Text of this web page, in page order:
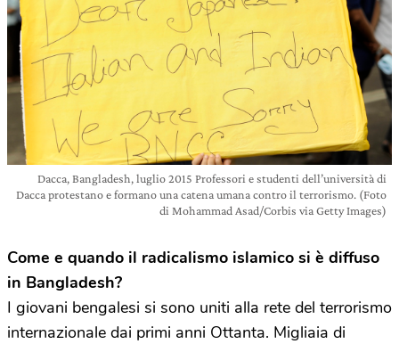
Dacca, Bangladesh, luglio 2015 Professori e studenti dell’università di
Dacca protestano e formano una catena umana contro il terrorismo. (Foto
di Mohammad Asad/Corbis via Getty Images)
Come e quando il radicalismo islamico si è diffuso
in Bangladesh?
I giovani bengalesi si sono uniti alla rete del terrorismo
internazionale dai primi anni Ottanta. Migliaia di